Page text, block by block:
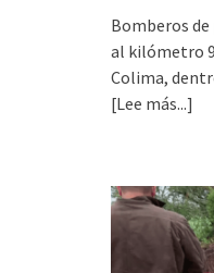
Bomberos
al kilómetro
Colima,
[Lee más...]